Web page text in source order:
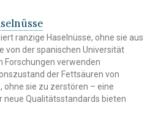
ranzige Haselnüsse, ohne sie aus
von der spanischen Universität
Forschungen verwenden
der Fettsäuren von
ohne sie zu zerstören – eine
neue Qualitätsstandards bieten